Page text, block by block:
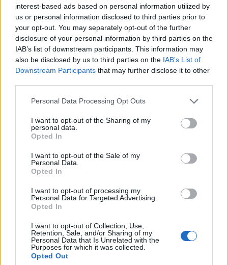
interest-based ads based on personal information utilized by
us or personal information disclosed to third parties prior to
your opt-out. You may separately opt-out of the further
disclosure of your personal information by third parties on the
IAB’s list of downstream participants. This information may
also be disclosed by us to third parties on the IAB’s List of
Downstream Participants that may further disclose it to other
Personal Data Processing Opt Outs
I want to opt-out of the Sharing of my
personal data.
Opted In
I want to opt-out of the Sale of my
Personal Data.
Opted In
I want to opt-out of processing my
Personal Data for Targeted Advertising.
Opted In
I want to opt-out of Collection, Use,
Retention, Sale, and/or Sharing of my
Personal Data that Is Unrelated with the
Purposes for which it was collected.
Opted Out
πάλι, όμως, θα πρέπει να απομακρύνουμε τον
σκύλο μας εάν κάποιος λουόμενος παραπονεθεί.